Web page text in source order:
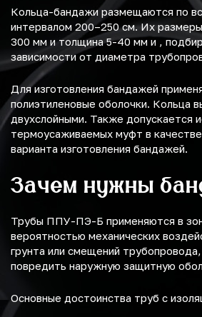
Кольца-бандажи размещаются по
интервалом 200–250 см. Их
300 мм и толщина 5-40 мм и ,
зависимости от диаметра
Для изготовления бандажей
полиэтиленовые оболочки. Кольца
двухслойными. Также допускается
термоусаживаемых муфт в качестве
варианта изготовления бандажей.
Зачем нужны
Трубы ППУ-ПЭ-Б применяются в
вероятностью механических
грунта или смещений
повредить наружную защитную
Основные достоинства труб с